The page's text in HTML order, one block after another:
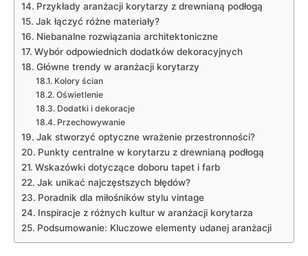
Przykłady ⁢aranżacji korytarzy z drewnianą podłogą
Jak łączyć różne materiały?
Niebanalne rozwiązania architektoniczne
Wybór odpowiednich dodatków dekoracyjnych
Główne trendy w⁣ aranżacji korytarzy
Kolory ścian
Oświetlenie
Dodatki i ​dekoracje
Przechowywanie
Jak stworzyć optyczne wrażenie przestronności?
Punkty centralne w korytarzu z drewnianą podłogą
Wskazówki dotyczące doboru tapet i ⁤farb
Jak unikać ​najczęstszych błędów?
Poradnik dla miłośników stylu ⁣vintage
Inspiracje z różnych kultur w aranżacji korytarza
Podsumowanie: Kluczowe elementy udanej ‍aranżacji